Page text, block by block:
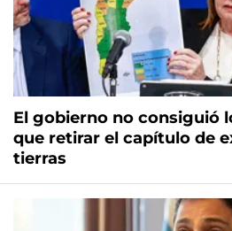
El gobierno no consiguió
que retirar el capítulo de
tierras